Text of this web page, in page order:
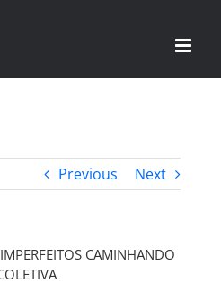
Previous Next
CAMINHANDO